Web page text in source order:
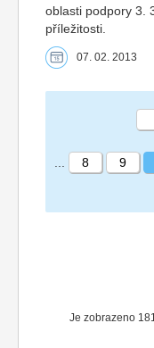
oblasti podpory 3.
příležitosti.
07. 02. 2013
Je zobrazeno
8 9